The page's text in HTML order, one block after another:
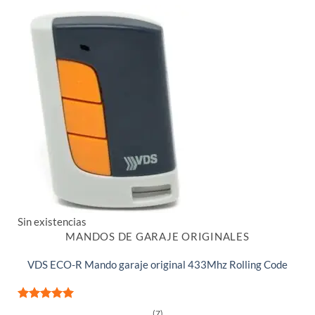
Sin existencias
MANDOS DE GARAJE ORIGINALES
VDS ECO-R Mando garaje original 433Mhz Rolling Code